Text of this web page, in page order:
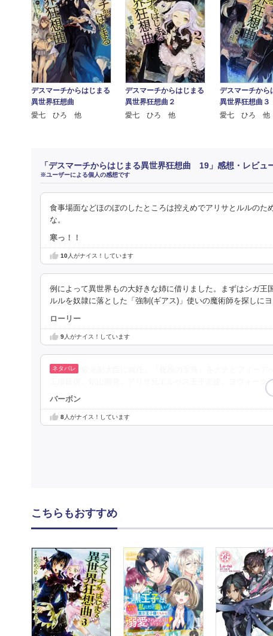
デスマーチからはじまる
異世界狂想曲
愛七 ひろ 他
デスマーチからはじまる
異世界狂想曲２
愛七 ひろ 他
デスマーチから
異世界狂想曲３
愛七 ひろ 他
「デスマーチからはじまる異世界狂想曲 19」感想・レビュ
※ユーザーによる個人の感想です
食事場面などほのぼのしたところは控えめでアリサとルルの
な。
寒っ！！
10人がナイス！しています
例によって異世界もの大好きな姉に借りました。まずはシガ
ルルを奴隷に落とした「強制(ギアス)」使いの魔術師を探しに
ローリー
9人がナイス！しています
工場確保、鉱山開発。アリサ兄エルゥス王子支援。ヨウォーク
バーボン
8人がナイス！しています
こちらもおすすめ